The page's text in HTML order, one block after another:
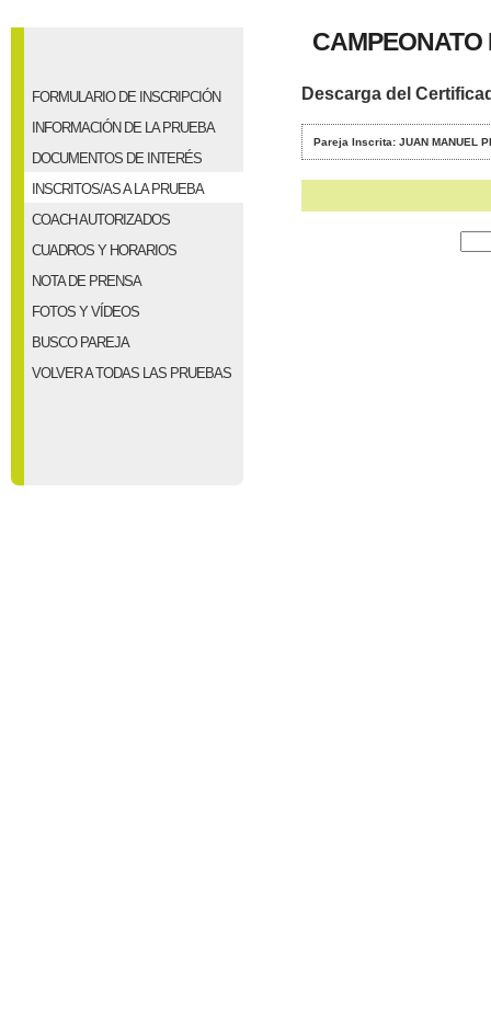
FORMULARIO DE INSCRIPCIÓN
INFORMACIÓN DE LA PRUEBA
DOCUMENTOS DE INTERÉS
INSCRITOS/AS A LA PRUEBA
COACH AUTORIZADOS
CUADROS Y HORARIOS
NOTA DE PRENSA
FOTOS Y VÍDEOS
BUSCO PAREJA
VOLVER A TODAS LAS PRUEBAS
CAMPEONATO
Descarga del
Pareja Inscrita: JUAN MANUEL